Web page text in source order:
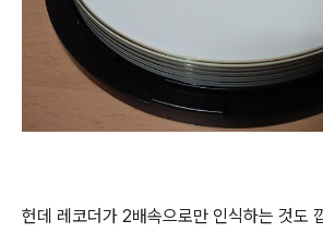
헌데 레코더가 2배속으로만 인식하는 것도